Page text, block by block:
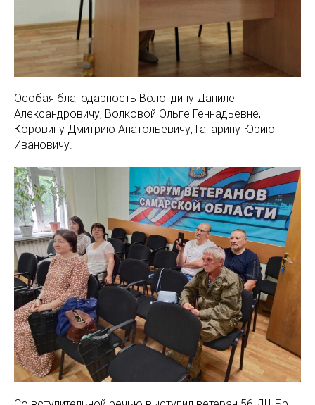
Особая благодарность Вологдину Даниле
Александровичу, Волковой Ольге Геннадьевне,
Коровину Дмитрию Анатольевичу, Гагарину Юрию
Ивановичу.